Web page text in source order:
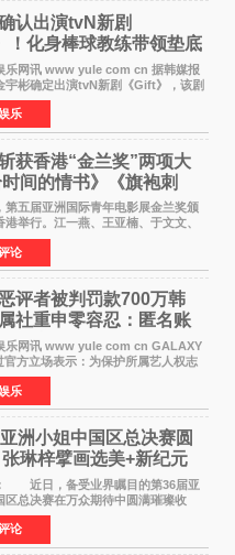
认出演tvN新剧
！化身棒球教练带领垫底
网讯 www yule com cn 据韩媒报
宇彬确定出演tvN新剧《Gift》，该剧
半年播出，引发观众高度期待。
同名网络漫画，讲述一位经历意外事
殊
乐
获香港“金兰奖”两项大
间的情书》《旗袍刺
获肯定
五届亚洲国际青年电影展金兰奖颁
港举行。江一燕、王亚楠、于文文、
名演员出席活动。著名演员、导演王
乐故事片《给时间的情书》和院线电
客》
论
评者被判罚款700万韩
社重申零容忍：匿名账
刑责
网讯 www yule com cn GALAXY
官方立场表示：为保护所属艺人权志
权益，将持续对网络上发生的名誉损
假事实、侮辱、恶意诽谤等行为采取
施。
乐
洲小姐中国区总决赛圆
琳梓擘画选美+新纪元
日，备受业界瞩目的第36届亚
区总决赛在万众期待中圆满璀璨收
典汇聚万千芳华，不仅完成了新一届
的加冕选拔，更在行业发展层面带来
。活动
论